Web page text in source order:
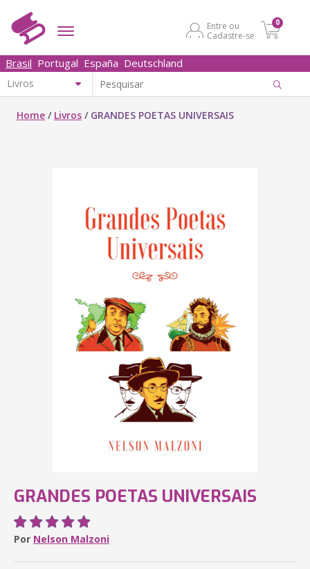
Entre ou
Cadastre-se
0
Brasil Portugal España Deutschland
Home / Livros / GRANDES POETAS UNIVERSAIS
GRANDES POETAS UNIVERSAIS
Por Nelson Malzoni